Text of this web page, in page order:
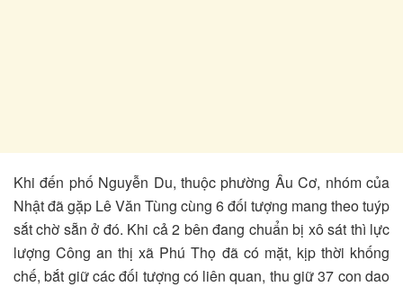
Khi đến phố Nguyễn Du, thuộc phường Âu Cơ, nhóm của
Nhật đã gặp Lê Văn Tùng cùng 6 đối tượng mang theo tuýp
sắt chờ sẵn ở đó. Khi cả 2 bên đang chuẩn bị xô sát thì lực
lượng Công an thị xã Phú Thọ đã có mặt, kịp thời khống
chế, bắt giữ các đối tượng có liên quan, thu giữ 37 con dao